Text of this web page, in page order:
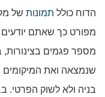
הדוח כולל תמונות של
מפורט כך שאתם יודעים
מספר פגמים בצינורות,
שנמצאה ואת המיקומים
בניה ולא לשוק הפרטי.